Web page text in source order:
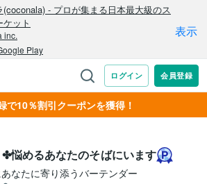
で10％割引クーポンを獲得！
悩めるあなたのそばにいます
なたに寄り添うバーテンダー